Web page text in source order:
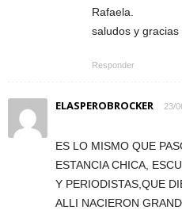
Rafaela.
saludos y
Responder
ELASPEROBROCKER 23/
ES LO MISMO QUE
ESTANCIA CHICA,
Y PERIODISTAS,QUE
ALLI NACIERON